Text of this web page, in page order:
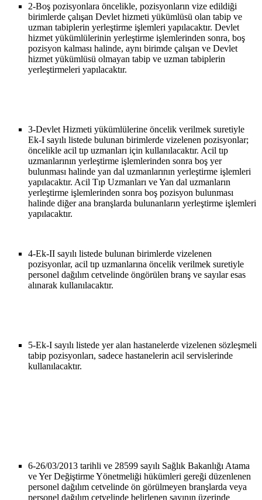
2-Boş pozisyonlara öncelikle, pozisyonların vize edildiği
birimlerde çalışan Devlet hizmeti yükümlüsü olan tabip ve
uzman tabiplerin yerleştirme işlemleri yapılacaktır. Devlet
hizmet yükümlülerinin yerleştirme işlemlerinden sonra, boş
pozisyon kalması halinde, aynı birimde çalışan ve Devlet
hizmet yükümlüsü olmayan tabip ve uzman tabiplerin
yerleştirmeleri yapılacaktır.
3-Devlet Hizmeti yükümlülerine öncelik verilmek suretiyle
Ek-I sayılı listede bulunan birimlerde vizelenen pozisyonlar;
öncelikle acil tıp uzmanları için kullanılacaktır. Acil tıp
uzmanlarının yerleştirme işlemlerinden sonra boş yer
bulunması halinde yan dal uzmanlarının yerleştirme işlemleri
yapılacaktır. Acil Tıp Uzmanları ve Yan dal uzmanların
yerleştirme işlemlerinden sonra boş pozisyon bulunması
halinde diğer ana branşlarda bulunanların yerleştirme işlemleri
yapılacaktır.
4-Ek-II sayılı listede bulunan birimlerde vizelenen
pozisyonlar, acil tıp uzmanlarına öncelik verilmek suretiyle
personel dağılım cetvelinde öngörülen branş ve sayılar esas
alınarak kullanılacaktır.
5-Ek-I sayılı listede yer alan hastanelerde vizelenen sözleşmeli
tabip pozisyonları, sadece hastanelerin acil servislerinde
kullanılacaktır.
6-26/03/2013 tarihli ve 28599 sayılı Sağlık Bakanlığı Atama
ve Yer Değiştirme Yönetmeliği hükümleri gereği düzenlenen
personel dağılım cetvelinde ön görülmeyen branşlarda veya
personel dağılım cetvelinde belirlenen sayının üzerinde